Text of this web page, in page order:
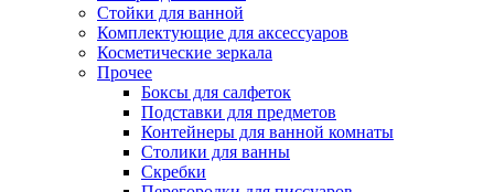
Стойки для ванной
Комплектующие для аксессуаров
Косметические зеркала
Прочее
Боксы для салфеток
Подставки для предметов
Контейнеры для ванной комнаты
Столики для ванны
Скребки